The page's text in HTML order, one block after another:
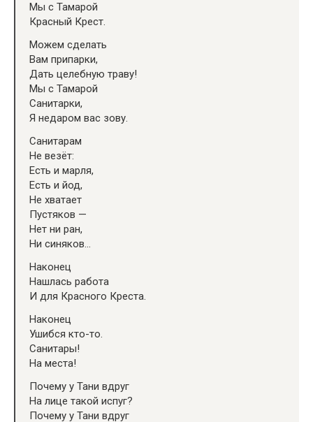
Мы с Тамарой
Красный Крест.
Можем сделать
Вам припарки,
Дать целебную траву!
Мы с Тамарой
Санитарки,
Я недаром вас зову.
Санитарам
Не везёт:
Есть и марля,
Есть и йод,
Не хватает
Пустяков —
Нет ни ран,
Ни синяков…
Наконец
Нашлась работа
И для Красного Креста.
Наконец
Ушибся кто-то.
Санитары!
На места!
Почему у Тани вдруг
На лице такой испуг?
Почему у Тани вдруг